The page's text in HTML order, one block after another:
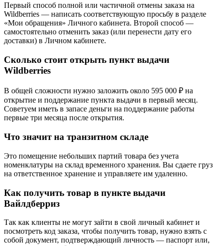
Первый способ полной или частичной отмены заказа на
Wildberries — написать соответствующую просьбу в разделе
«Мои обращения» Личного кабинета. Второй способ —
самостоятельно отменить заказ (или перенести дату его
доставки) в Личном кабинете.
Сколько стоит открыть пункт выдачи
Wildberries
В общей сложности нужно заложить около 595 000 ₽ на
открытие и поддержание пункта выдачи в первый месяц.
Советуем иметь в запасе деньги на поддержание работы
первые три месяца после открытия.
Что значит на транзитном складе
Это помещение небольших партий товара без учета
номенклатуры на склад временного хранения. Вы сдаете груз
на ответственное хранение и управляете им удаленно.
Как получить товар в пункте выдачи
Вайлдберриз
Так как клиенты не могут зайти в свой личный кабинет и
посмотреть код заказа, чтобы получить товар, нужно взять с
собой документ, подтверждающий личность — паспорт или,